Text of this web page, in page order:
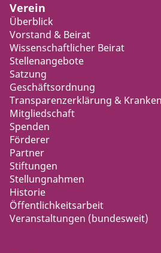
Verein
Überblick
Vorstand & Beirat
Wissenschaftlicher Beirat
Stellenangebote
Satzung
Geschäftsordnung
Transparenzerklärung &
Mitgliedschaft
Spenden
Förderer
Partner
Stiftungen
Stellungnahmen
Historie
Öffentlichkeitsarbeit
Veranstaltungen (bundesweit)